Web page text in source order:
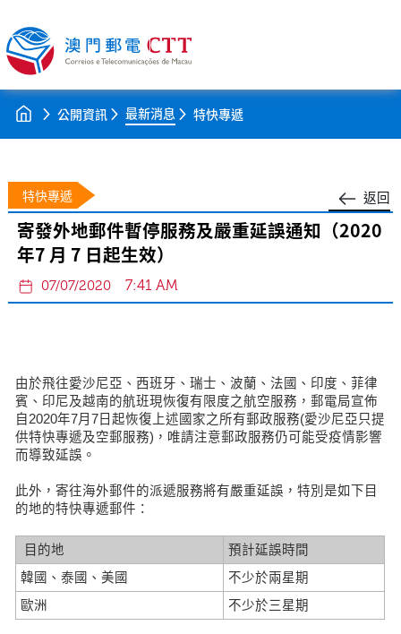
公開資訊 最新消息 特快專遞
返回
特快專遞
寄發外地郵件暫停服務及嚴重延誤通知（2020
年7 月 7 日起生效）
07/07/2020 7:41 AM
由於飛往愛沙尼亞、西班牙、瑞士、波蘭、法國、印度、菲律
賓、印尼及越南的航班現恢復有限度之航空服務，郵電局宣佈
自2020年7月7日起恢復上述國家之所有郵政服務(愛沙尼亞只提
供特快專遞及空郵服務)，唯請注意郵政服務仍可能受疫情影響
而導致延誤。
此外，寄往海外郵件的派遞服務將有嚴重延誤，特別是如下目
的地的特快專遞郵件：
目的地
預計延誤時間
韓國、泰國、美國
不少於兩星期
歐洲
不少於三星期